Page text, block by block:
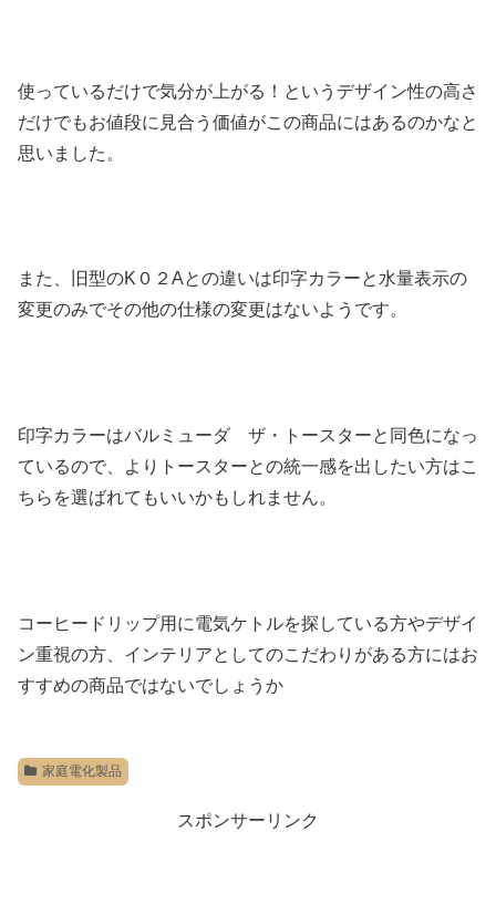
使っているだけで気分が上がる！というデザイン性の高さ
だけでもお値段に見合う価値がこの商品にはあるのかなと
思いました。
また、旧型のK０２Aとの違いは印字カラーと水量表示の
変更のみでその他の仕様の変更はないようです。
印字カラーはバルミューダ ザ・トースターと同色になっ
ているので、よりトースターとの統一感を出したい方はこ
ちらを選ばれてもいいかもしれません。
コーヒードリップ用に電気ケトルを探している方やデザイ
ン重視の方、インテリアとしてのこだわりがある方にはお
すすめの商品ではないでしょうか
家庭電化製品
スポンサーリンク